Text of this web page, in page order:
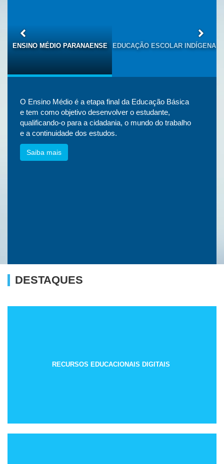
ENSINO MÉDIO PARANAENSE
EDUCAÇÃO ESCOLAR INDÍGENA
O Ensino Médio é a etapa final da Educação Básica
e tem como objetivo desenvolver o estudante,
qualificando-o para a cidadania, o mundo do trabalho
e a continuidade dos estudos.
Saiba mais
DESTAQUES
RECURSOS EDUCACIONAIS DIGITAIS